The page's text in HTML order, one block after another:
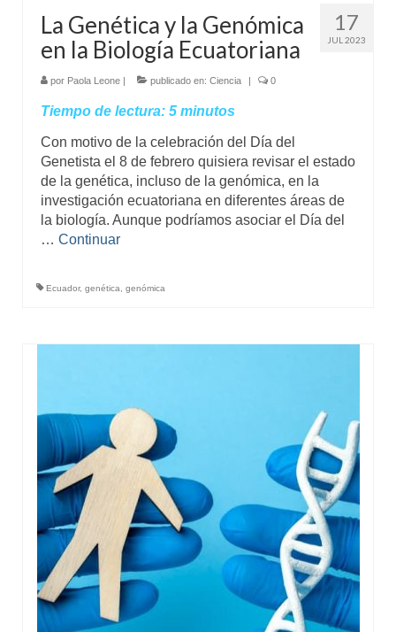
17
JUL 2023
La Genética y la Genómica
en la Biología Ecuatoriana
por Paola Leone | publicado en: Ciencia | 0
Tiempo de lectura: 5 minutos
Con motivo de la celebración del Día del
Genetista el 8 de febrero quisiera revisar el estado
de la genética, incluso de la genómica, en la
investigación ecuatoriana en diferentes áreas de
la biología. Aunque podríamos asociar el Día del
… Continuar
Ecuador, genética genómica